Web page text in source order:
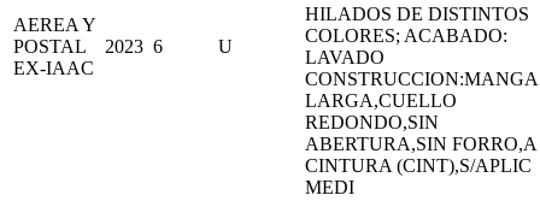
AEREA Y
POSTAL
EX-IAAC
2023 6 U
HILADOS DE DISTINTOS
COLORES; ACABADO:
LAVADO
CONSTRUCCION:MANGA
LARGA,CUELLO
REDONDO,SIN
ABERTURA,SIN
CINTURA (CINT),S/APLIC
MEDI